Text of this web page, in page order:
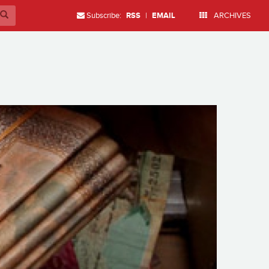
Subscribe: RSS | EMAIL ARCHIVES